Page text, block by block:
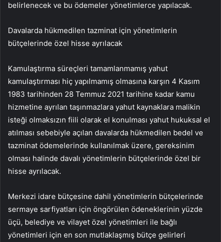
belirlenecek ve bu ödemeler yönetimlerce yapılacak.
Davalarda hükmedilen tazminat için yönetimlerin
bütçelerinde özel hisse ayrılacak
Kamulaştırma süreçleri tamamlanmamış yahut
kamulaştırması hiç yapılmamış olmasına karşın 4 Kasım
1983 tarihinden 28 Temmuz 2021 tarihine kadar kamu
hizmetine ayrılan taşınmazlara yahut kaynaklara malikin
isteği olmaksızın fiili olarak el konulması yahut hukuksal el
atılması sebebiyle açılan davalarda hükmedilen bedel ve
tazminat ödemelerinde kullanılmak üzere, gereksinim
olması halinde davalı yönetimlerin bütçelerinde özel bir
hisse ayrılacak.
Merkezi idare bütçesine dahil yönetimlerin bütçelerinde
sermaye sarfiyatları için öngörülen ödeneklerinin yüzde
üçü, belediye ve vilayet özel yönetimleri ile bağlı
yönetimleri için en son mutlaklaşmış bütçe gelirleri